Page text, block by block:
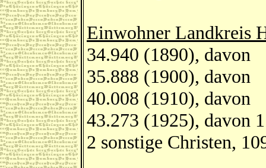
Einwohner Landkreis
34.940 (1890), davon
35.888 (1900), davon
40.008 (1910), davon
43.273 (1925), davon
2 sonstige Christen,